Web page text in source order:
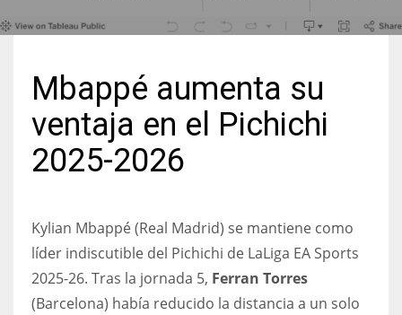
Mbappé aumenta su
ventaja en el Pichichi
2025-2026
Kylian Mbappé (Real Madrid) se mantiene como
líder indiscutible del Pichichi de LaLiga EA Sports
2025-26. Tras la jornada 5, Ferran Torres
(Barcelona) había reducido la distancia a un solo